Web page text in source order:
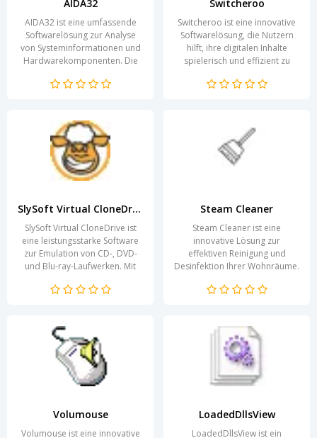
AIDA32
AIDA32 ist eine umfassende
Softwarelösung zur Analyse
von Systeminformationen und
Hardwarekomponenten. Die
benutzerfreundliche...
Switcheroo
Switcheroo ist eine innovative
Softwarelösung, die Nutzern
hilft, ihre digitalen Inhalte
spielerisch und effizient zu
es,...
SlySoft Virtual CloneDrive
SlySoft Virtual CloneDrive ist
eine leistungsstarke Software
zur Emulation von CD-, DVD-
und Blu-ray-Laufwerken. Mit
Benutzer virtuelle...
Steam Cleaner
Steam Cleaner ist eine
innovative Lösung zur
effektiven Reinigung und
Desinfektion Ihrer Wohnräume.
hochtemperiertem Dampf
Volumouse
Volumouse ist eine innovative
LoadedDllsView
LoadedDllsView ist ein